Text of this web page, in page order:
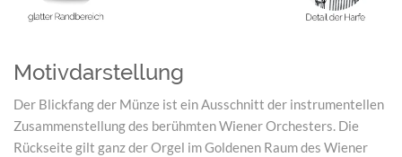
Motivdarstellung
Der Blickfang der Münze ist ein Ausschnitt der instrumentellen
Zusammenstellung des berühmten Wiener Orchesters. Die
Rückseite gilt ganz der Orgel im Goldenen Raum des Wiener